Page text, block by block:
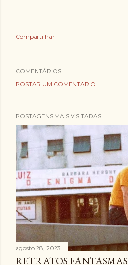
Compartilhar
COMENTÁRIOS
POSTAR UM COMENTÁRIO
POSTAGENS MAIS VISITADAS
agosto 28, 2023
RETRATOS FANTASMAS